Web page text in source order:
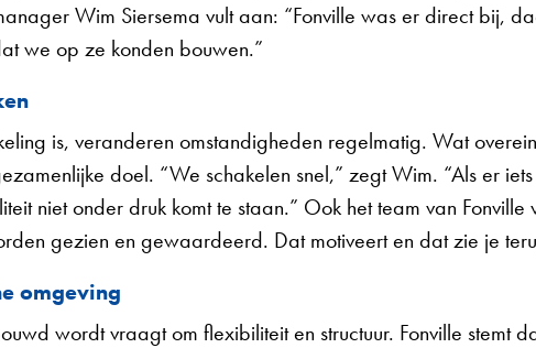
Wim Siersema vult aan: “Fonville was er direct bij,
we op ze konden bouwen.”
is, veranderen omstandigheden regelmatig. Wat
doel. “We schakelen snel,” zegt Wim. “Als er
niet onder druk komt te staan.” Ook het team van
gezien en gewaardeerd. Dat motiveert en dat zie je
omgeving
wordt vraagt om flexibiliteit en structuur. Fonville stemt